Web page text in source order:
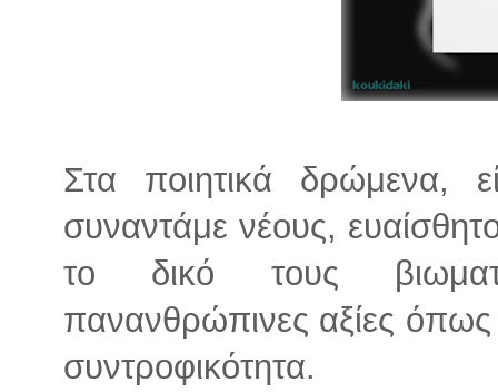
Στα ποιητικά δρώμενα,
συναντάμε νέους,
το δικό τους
πανανθρώπινες αξίες
συντροφικότητα.